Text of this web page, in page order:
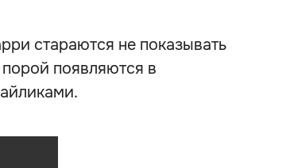
стараются не показывать
появляются в